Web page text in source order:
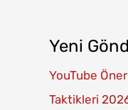
Yeni
YouTube
Taktikleri